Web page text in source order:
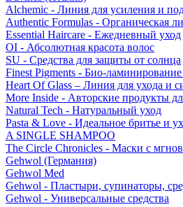
Alchemic - Линия для усиления и
Authentic Formulas - Органическая
Essential Haircare - Eжедневный уход
OI - Абсолютная красота волос
SU - Средства для защиты от солнца
Finest Pigments - Био-
Heart Of Glass – Линия для ухода и
More Inside - Авторские продукты
Natural Tech - Натуральный уход
Pasta & Love - Идеальное бритье и
A SINGLE SHAMPOO
The Circle Chronicles - Маски с
Gehwol (Германия)
Gehwol Med
Gehwol - Пластыри, супинаторы,
Gehwol - Универсальные средства